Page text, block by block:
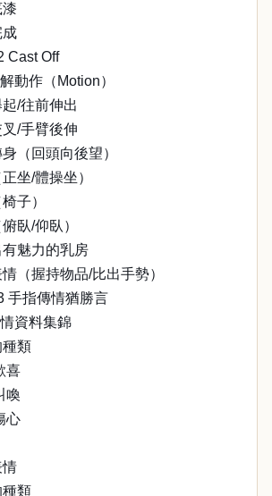
成
Cast Off
動作（Motion）
/往前伸出
/手臂後伸
（回頭向後望）
坐/體操坐）
子）
臥/仰臥）
魅力的乳房
（握持物品/比出手勢）
手指傳情猶勝言
資料集錦
類
喜
喚
心
情
類